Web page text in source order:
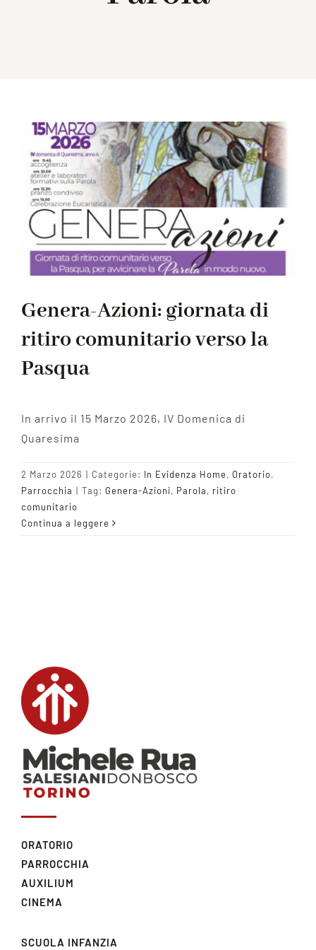
Genera-Azioni: giornata di
ritiro comunitario verso la
Pasqua
In arrivo il 15 Marzo 2026, IV Domenica di
Quaresima
2 Marzo 2026 | Categorie: In Evidenza Home, Oratorio,
Parrocchia | Tag: Genera-Azioni, Parola, ritiro
comunitario
Continua a leggere
ORATORIO
PARROCCHIA
AUXILIUM
CINEMA
SCUOLA INFANZIA